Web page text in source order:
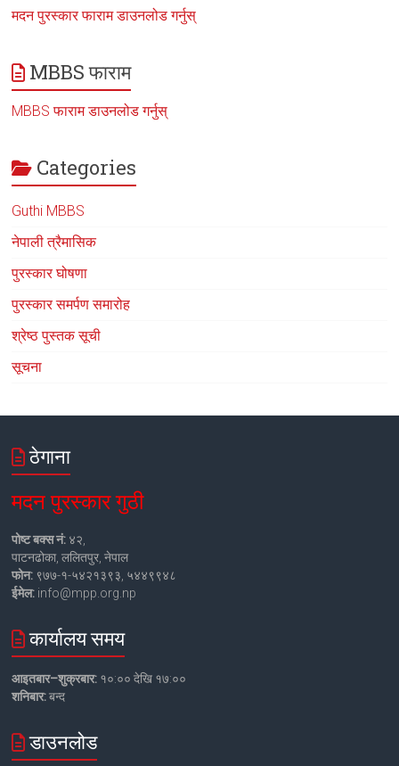
मदन पुरस्कार फाराम डाउनलोड गर्नुस्
MBBS फाराम
MBBS फाराम डाउनलोड गर्नुस्
Categories
Guthi MBBS
नेपाली त्रैमासिक
पुरस्कार घोषणा
पुरस्कार समर्पण समारोह
श्रेष्ठ पुस्तक सूची
सूचना
ठेगाना
मदन पुरस्कार गुठी
पोष्ट बक्स नं: ४२,
पाटनढोका, ललितपुर, नेपाल
फोन: ९७७-१-५४२१३९३, ५४४९९४८
ईमेल: info@mpp.org.np
कार्यालय समय
आइतबार–शुक्रबार: १०:०० देखि १७:००
शनिबार:बन्द
डाउनलोड